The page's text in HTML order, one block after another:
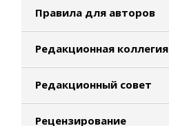
Правила для авторов
Редакционная коллегия
Редакционный совет
Рецензирование